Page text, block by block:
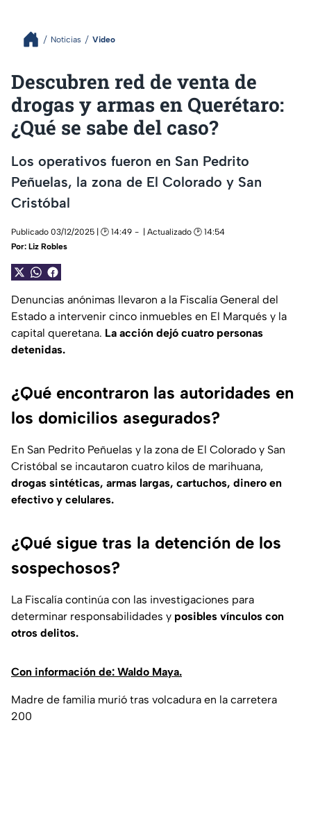
Noticias Video
Descubren red de venta de
drogas y armas en Querétaro:
¿Qué se sabe del caso?
Los operativos fueron en San Pedrito
Peñuelas, la zona de El Colorado y San
Cristóbal
Publicado 03/12/2025 | 🕑 14:49
| Actualizado 🕑 14:54
Por: Liz Robles
Denuncias anónimas llevaron a la Fiscalía General del
Estado a intervenir cinco inmuebles en El Marqués y la
capital queretana. La acción dejó cuatro personas
detenidas.
¿Qué encontraron las autoridades en
los domicilios asegurados?
En San Pedrito Peñuelas y la zona de El Colorado y San
Cristóbal se incautaron cuatro kilos de marihuana,
drogas sintéticas, armas largas, cartuchos, dinero en
efectivo y celulares.
¿Qué sigue tras la detención de los
sospechosos?
La Fiscalía continúa con las investigaciones para
determinar responsabilidades y posibles vínculos con
otros delitos.
Con información de: Waldo Maya.
Madre de familia murió tras volcadura en la carretera
200